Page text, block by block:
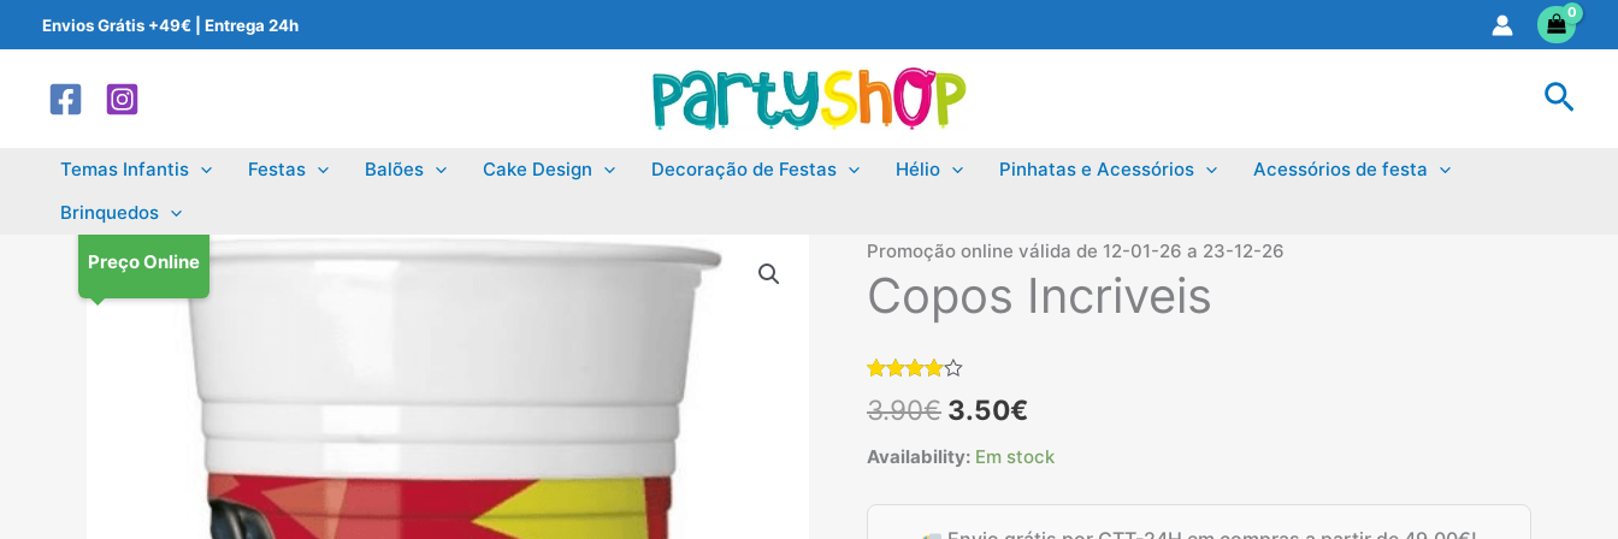
to
content
Envios Grátis +49€ | Entrega 24h
Temas Infantis Festas Balões Cake Design Decoração de Festas Hélio Pinhatas e Acessórios
Acessórios de festa
Brinquedos
Preço Online Promoção online válida de 12-01-26 a 23-12-26
Copos Incriveis
com4.00
base em
classificação
3.90€ O
preço
original
3.50€
preço
atual
Availability: Em stock